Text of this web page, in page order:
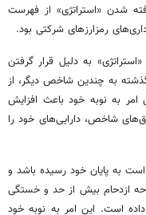
شدن «استراتژی» از فهرست
به دلیل قرار گرفتن
به چندین شاخص دیگر، از
اضافه شود. این امر به نوبه خود باعث افزایش
شاخص، دارایی‌های خود را
به پایان خود رسیده باشد و
ازدحام بیش از حد و خستگی
است. این امر به نوبه خود